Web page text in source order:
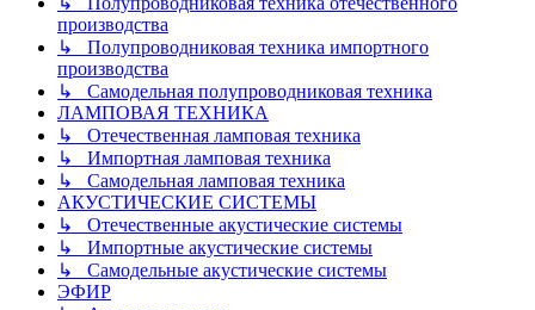
производства
↳ Полупроводниковая техника импортного
производства
↳ Самодельная полупроводниковая техника
ЛАМПОВАЯ ТЕХНИКА
↳ Отечественная ламповая техника
↳ Импортная ламповая техника
↳ Самодельная ламповая техника
АКУСТИЧЕСКИЕ СИСТЕМЫ
↳ Отечественные акустические системы
↳ Импортные акустические системы
↳ Самодельные акустические системы
ЭФИР